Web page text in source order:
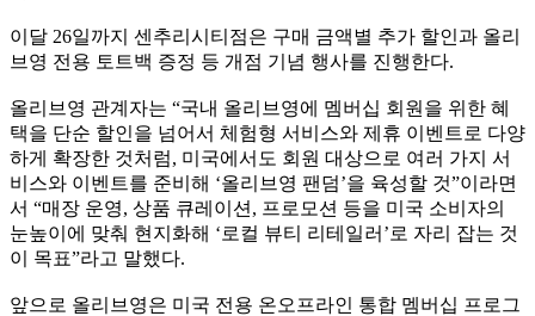
이달 26일까지 센추리시티점은 구매 금액별 추가 할인과 올리
브영 전용 토트백 증정 등 개점 기념 행사를 진행한다.
올리브영 관계자는 “국내 올리브영에 멤버십 회원을 위한 혜
택을 단순 할인을 넘어서 체험형 서비스와 제휴 이벤트로 다양
하게 확장한 것처럼, 미국에서도 회원 대상으로 여러 가지 서
비스와 이벤트를 준비해 ‘올리브영 팬덤’을 육성할 것”이라면
서 “매장 운영, 상품 큐레이션, 프로모션 등을 미국 소비자의
눈높이에 맞춰 현지화해 ‘로컬 뷰티 리테일러’로 자리 잡는 것
이 목표”라고 말했다.
앞으로 올리브영은 미국 전용 온오프라인 통합 멤버십 프로그